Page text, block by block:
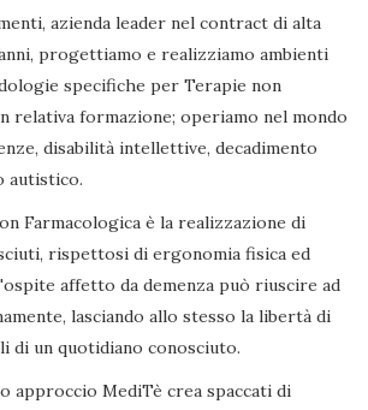
azienda leader nel contract di alta
progettiamo e realizziamo ambienti
specifiche per Terapie non
relativa formazione; operiamo nel mondo
disabilità intellettive, decadimento
autistico.
Farmacologica è la realizzazione di
rispettosi di ergonomia fisica ed
affetto da demenza può riuscire ad
lasciando allo stesso la libertà di
di un quotidiano conosciuto.
approccio MediTè crea spaccati di